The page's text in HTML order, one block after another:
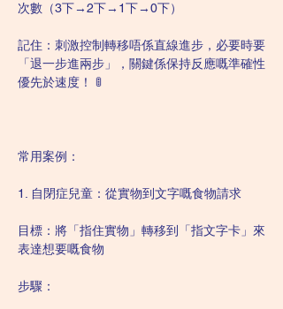
次數（3下→2下→1下→0下）
記住：刺激控制轉移唔係直線進步，必要時要
「退一步進兩步」，關鍵係保持反應嘅準確性
優先於速度！ 🚦
常用案例：
1. 自閉症兒童：從實物到文字嘅食物請求
目標：將「指住實物」轉移到「指文字卡」來
表達想要嘅食物
步驟：